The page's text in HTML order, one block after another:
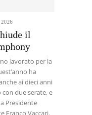
il
lavorato per la
ha
ai dieci anni
due serate, e
Presidente
Franco Vaccari.